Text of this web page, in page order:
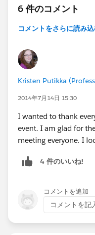
6 件のコメント
コメントをさらに読み
Kristen Putikka
2014年7月14日 15:30
I wanted to thank
event. I am glad for
meeting everyone. I
4 件のいいね!
コメントを追加
コメントを記